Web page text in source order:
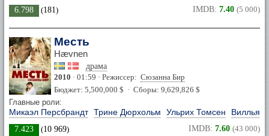
6.798 (181) IMDB: 7.40 (5 000)
Месть
Hævnen
драма
2010 · 01:59 · Режиссер: Сюзанна Бир
Бюджет: 5,500,000 $ · Сборы: 9,629,826 $
Главные роли:
Микаэл Персбрандт Трине Дюрхольм Ульрих Томсен Вилльям
7.423 (10 969) IMDB: 7.60 (43 000)